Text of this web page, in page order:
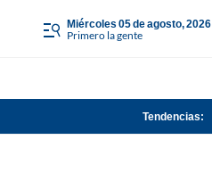
miércoles 05 de agosto, 2026
Primero la gente
Tendencias: